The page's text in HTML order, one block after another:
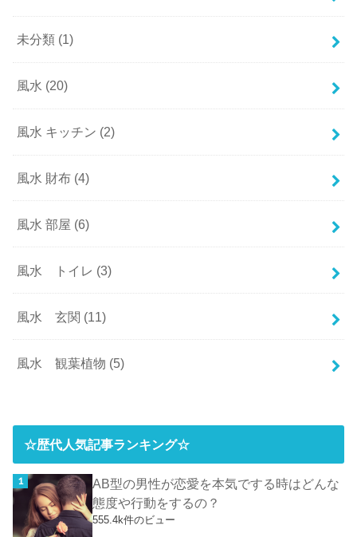
未分類 (1)
風水 (20)
風水 キッチン (2)
風水 財布 (4)
風水 部屋 (6)
風水 トイレ (3)
風水 玄関 (11)
風水 観葉植物 (5)
☆歴代人気記事ランキング☆
AB型の男性が恋愛を本気でする時はどんな
態度や行動をするの？
555.4k件のビュー